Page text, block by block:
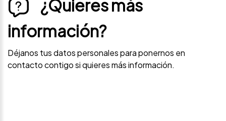
¿Quieres más
información?
Déjanos tus datos personales para ponernos en
contacto contigo si quieres más información.